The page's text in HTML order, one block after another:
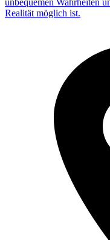
unbequemen Wahrheiten
Realität möglich ist.